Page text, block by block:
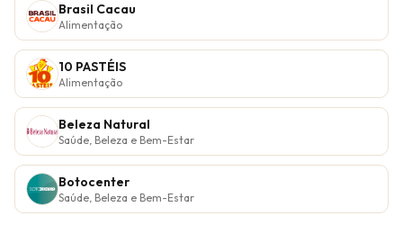
Brasil Cacau
Alimentação
10 PASTÉIS
Alimentação
Beleza Natural
Saúde, Beleza e Bem-Estar
Botocenter
Saúde, Beleza e Bem-Estar